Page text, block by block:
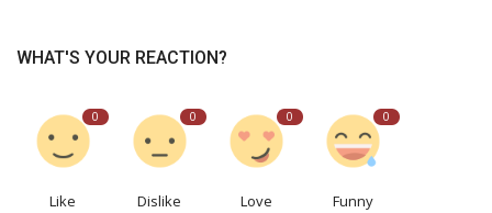
WHAT'S YOUR REACTION?
0
Like
0
Dislike
0
Love
0
Funny